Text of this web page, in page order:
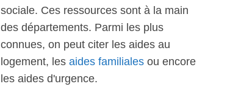
sociale. Ces ressources sont à la main
des départements. Parmi les plus
connues, on peut citer les aides au
logement, les aides familiales ou encore
les aides d'urgence.